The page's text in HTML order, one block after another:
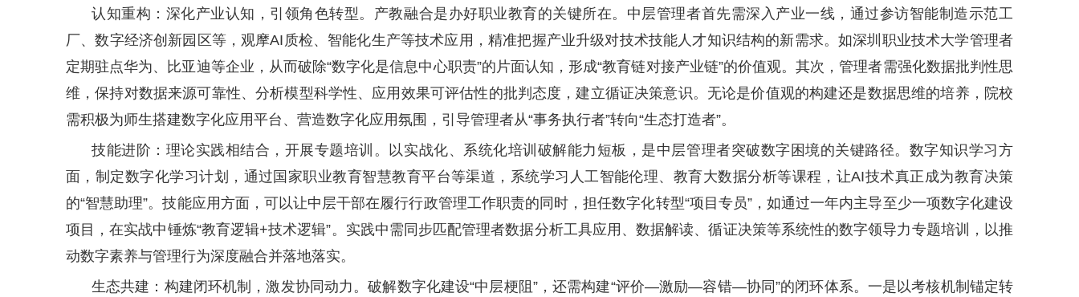
认知重构：深化产业认知，引领角色转型。产教融合是办好职业教育的关键所在。中层管理者首先需深入产业一线，通过参访智能制造示范工
厂、数字经济创新园区等，观摩AI质检、智能化生产等技术应用，精准把握产业升级对技术技能人才知识结构的新需求。如深圳职业技术大学管理者
定期驻点华为、比亚迪等企业，从而破除“数字化是信息中心职责”的片面认知，形成“教育链对接产业链”的价值观。其次，管理者需强化数据批判性思
维，保持对数据来源可靠性、分析模型科学性、应用效果可评估性的批判态度，建立循证决策意识。无论是价值观的构建还是数据思维的培养，院校
需积极为师生搭建数字化应用平台、营造数字化应用氛围，引导管理者从“事务执行者”转向“生态打造者”。
技能进阶：理论实践相结合，开展专题培训。以实战化、系统化培训破解能力短板，是中层管理者突破数字困境的关键路径。数字知识学习方
面，制定数字化学习计划，通过国家职业教育智慧教育平台等渠道，系统学习人工智能伦理、教育大数据分析等课程，让AI技术真正成为教育决策
的“智慧助理”。技能应用方面，可以让中层干部在履行行政管理工作职责的同时，担任数字化转型“项目专员”，如通过一年内主导至少一项数字化建设
项目，在实战中锤炼“教育逻辑+技术逻辑”。实践中需同步匹配管理者数据分析工具应用、数据解读、循证决策等系统性的数字领导力专题培训，以推
动数字素养与管理行为深度融合并落地落实。
生态共建：构建闭环机制，激发协同动力。破解数字化建设“中层梗阻”，还需构建“评价—激励—容错—协同”的闭环体系。一是以考核机制锚定转